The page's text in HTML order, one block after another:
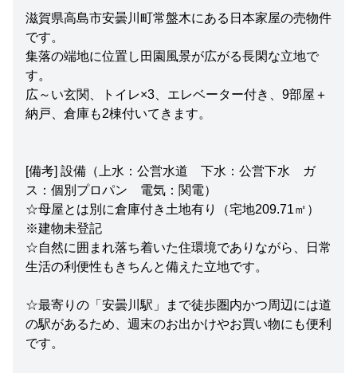
滋賀県高島市安曇川町常盤木にある日本家屋の売物件
です。
集落の端地に位置し田園風景が広がる長閑な立地で
す。
広～い玄関、トイレ×3、エレベーター付き、9部屋＋
納戸、倉庫も2棟付いてきます。
[備考] 設備（上水：公営水道 下水：公営下水 ガ
ス：個別プロパン 電気：関電）
☆母屋とは別に倉庫付き土地有り（宅地209.71㎡）
※建物未登記
☆自然に囲まれ落ち着いた住環境でありながら、日常
生活の利便性もきちんと備えた立地です。
☆最寄りの「安曇川駅」まで徒歩圏内かつ周辺には道
の駅があるため、週末のお出かけやお買い物にも便利
です。